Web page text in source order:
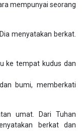
mempunyai seorang
menyatakan berkat.
ke tempat kudus dan
bumi, memberkati
umat. Dari Tuhan
berkat dan